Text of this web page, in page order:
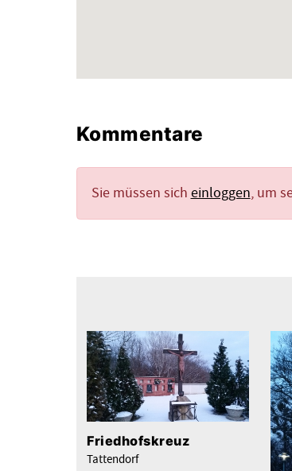
Kommentare
Sie müssen sich einloggen, um
Friedhofskreuz
Tattendorf